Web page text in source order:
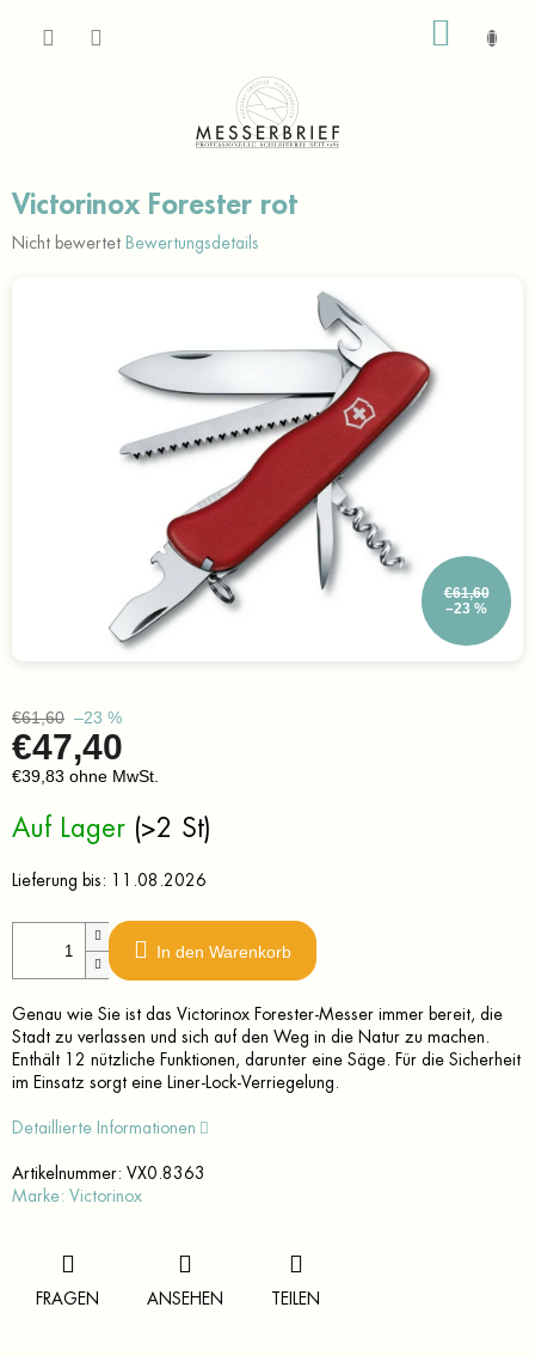
Victorinox Forester rot
Die
Nicht bewertet Bewertungsdetails
€61,60
–23 %
€61,60 –23 %
€47,40
€39,83 ohne MwSt.
Auf Lager (>2 St)
Lieferung bis: 11.08.2026
In den Warenkorb
Genau wie Sie ist das Victorinox Forester-Messer immer bereit, die
Stadt zu verlassen und sich auf den Weg in die Natur zu machen.
Enthält 12 nützliche Funktionen, darunter eine Säge. Für die Sicherheit
im Einsatz sorgt eine Liner-Lock-Verriegelung.
Detaillierte Informationen
Artikelnummer: VX0.8363
Marke: Victorinox
FRAGEN ANSEHEN TEILEN